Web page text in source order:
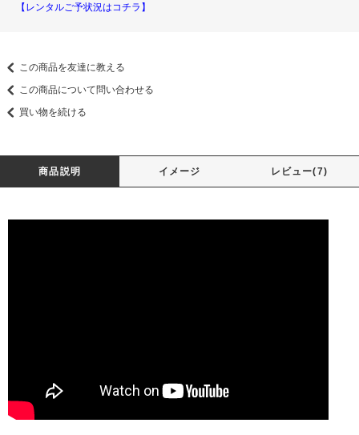
【レンタルご予状況はコチラ】
この商品を友達に教える
この商品について問い合わせる
買い物を続ける
商品説明 イメージ レビュー(7)